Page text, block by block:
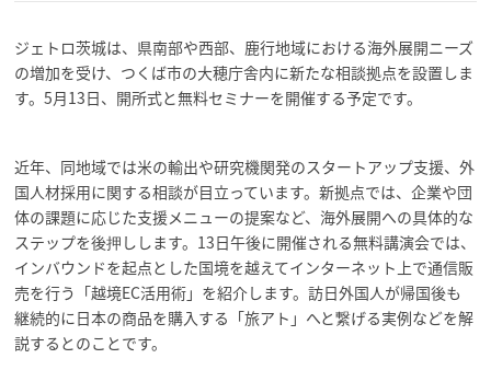
ジェトロ茨城は、県南部や西部、鹿行地域における海外展開ニーズ
の増加を受け、つくば市の大穂庁舎内に新たな相談拠点を設置しま
す。5月13日、開所式と無料セミナーを開催する予定です。
近年、同地域では米の輸出や研究機関発のスタートアップ支援、外
国人材採用に関する相談が目立っています。新拠点では、企業や団
体の課題に応じた支援メニューの提案など、海外展開への具体的な
ステップを後押しします。13日午後に開催される無料講演会では、
インバウンドを起点とした国境を越えてインターネット上で通信販
売を行う「越境EC活用術」を紹介します。訪日外国人が帰国後も
継続的に日本の商品を購入する「旅アト」へと繋げる実例などを解
説するとのことです。